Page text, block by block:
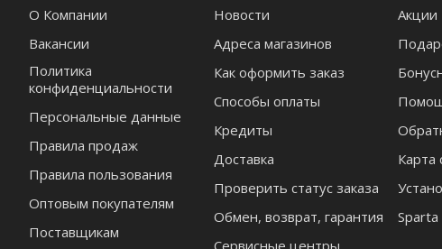
О Компании
Вакансии
Политика
конфиденциальности
Персональные данные
Правила продаж
Правила пользования
Оптовым покупателям
Поставщикам
Новости
Адреса магазинов
Как оформить заказ
Способы оплаты
Кредиты
Доставка
Проверить статус заказа
Обмен, возврат, гарантия
Сервисные центры
Акции
Карта
Sparta